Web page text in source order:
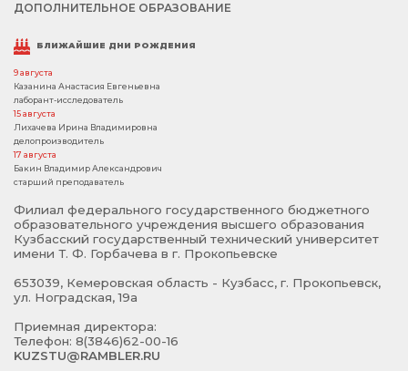
ДОПОЛНИТЕЛЬНОЕ ОБРАЗОВАНИЕ
БЛИЖАЙШИЕ ДНИ РОЖДЕНИЯ
9 августа
Казанина Анастасия Евгеньевна
лаборант-исследователь
15 августа
Лихачева Ирина Владимировна
делопроизводитель
17 августа
Бакин Владимир Александрович
старший преподаватель
Филиал федерального государственного бюджетного
образовательного учреждения высшего образования
Кузбасский государственный технический университет
имени Т. Ф. Горбачева в г. Прокопьевске
653039, Кемеровская область - Кузбасс, г. Прокопьевск,
ул. Ноградская, 19а
Приемная директора:
Телефон: 8(3846)62-00-16
KUZSTU@RAMBLER.RU